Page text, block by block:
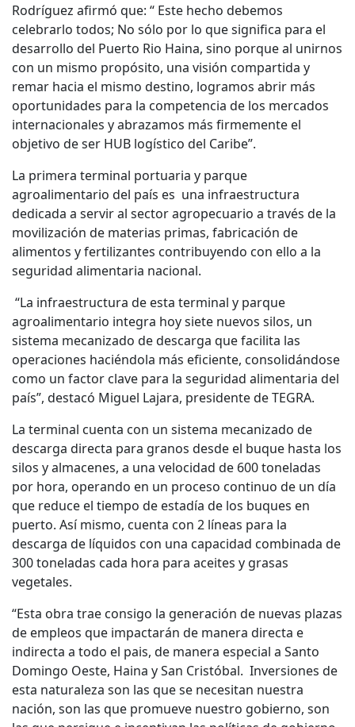
Rodríguez afirmó que: “ Este hecho debemos
celebrarlo todos; No sólo por lo que significa para el
desarrollo del Puerto Rio Haina, sino porque al unirnos
con un mismo propósito, una visión compartida y
remar hacia el mismo destino, logramos abrir más
oportunidades para la competencia de los mercados
internacionales y abrazamos más firmemente el
objetivo de ser HUB logístico del Caribe”.
La primera terminal portuaria y parque
agroalimentario del país es una infraestructura
dedicada a servir al sector agropecuario a través de la
movilización de materias primas, fabricación de
alimentos y fertilizantes contribuyendo con ello a la
seguridad alimentaria nacional.
“La infraestructura de esta terminal y parque
agroalimentario integra hoy siete nuevos silos, un
sistema mecanizado de descarga que facilita las
operaciones haciéndola más eficiente, consolidándose
como un factor clave para la seguridad alimentaria del
país”, destacó Miguel Lajara, presidente de TEGRA.
La terminal cuenta con un sistema mecanizado de
descarga directa para granos desde el buque hasta los
silos y almacenes, a una velocidad de 600 toneladas
por hora, operando en un proceso continuo de un día
que reduce el tiempo de estadía de los buques en
puerto. Así mismo, cuenta con 2 líneas para la
descarga de líquidos con una capacidad combinada de
300 toneladas cada hora para aceites y grasas
vegetales.
“Esta obra trae consigo la generación de nuevas plazas
de empleos que impactarán de manera directa e
indirecta a todo el pais, de manera especial a Santo
Domingo Oeste, Haina y San Cristóbal. Inversiones de
esta naturaleza son las que se necesitan nuestra
nación, son las que promueve nuestro gobierno, son